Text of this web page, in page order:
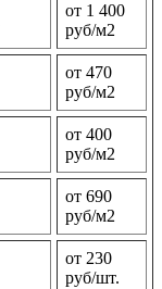
от 1 400
руб/м2
от 470
руб/м2
от 400
руб/м2
от 690
руб/м2
от 230
руб/шт.